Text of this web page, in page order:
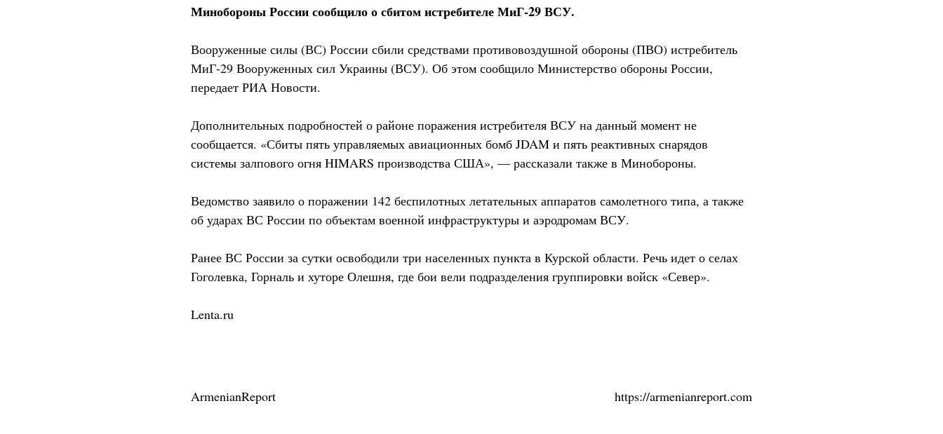
Минобороны России сообщило о сбитом истребителе МиГ-29 ВСУ.
Вооруженные силы (ВС) России сбили средствами противовоздушной обороны (ПВО) истребитель
МиГ-29 Вооруженных сил Украины (ВСУ). Об этом сообщило Министерство обороны России,
передает РИА Новости.
Дополнительных подробностей о районе поражения истребителя ВСУ на данный момент не
сообщается. «Сбиты пять управляемых авиационных бомб JDAM и пять реактивных снарядов
системы залпового огня HIMARS производства США», — рассказали также в Минобороны.
Ведомство заявило о поражении 142 беспилотных летательных аппаратов самолетного типа, а также
об ударах ВС России по объектам военной инфраструктуры и аэродромам ВСУ.
Ранее ВС России за сутки освободили три населенных пункта в Курской области. Речь идет о селах
Гоголевка, Горналь и хуторе Олешня, где бои вели подразделения группировки войск «Север».
Lenta.ru
ArmenianReport https://armenianreport.com